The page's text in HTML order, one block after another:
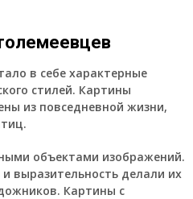
в себе характерные
стилей. Картины
из повседневной жизни,
объектами изображений.
выразительность делали их
Картины с